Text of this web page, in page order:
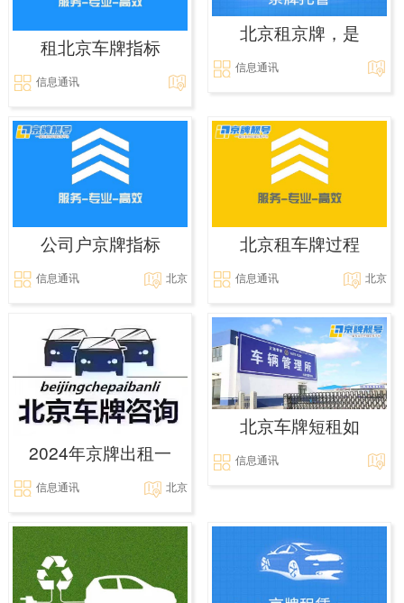
租北京车牌指标
信息通讯
北京租京牌，是
信息通讯
公司户京牌指标
信息通讯 北京
北京租车牌过程
信息通讯 北京
2024年京牌出租一
信息通讯 北京
北京车牌短租如
信息通讯